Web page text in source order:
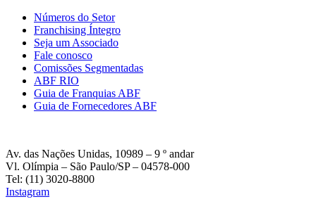
Números do Setor
Franchising Íntegro
Seja um Associado
Fale conosco
Comissões Segmentadas
ABF RIO
Guia de Franquias ABF
Guia de Fornecedores ABF
Av. das Nações Unidas, 10989 – 9 º andar
Vl. Olímpia – São Paulo/SP – 04578-000
Tel: (11) 3020-8800
Instagram